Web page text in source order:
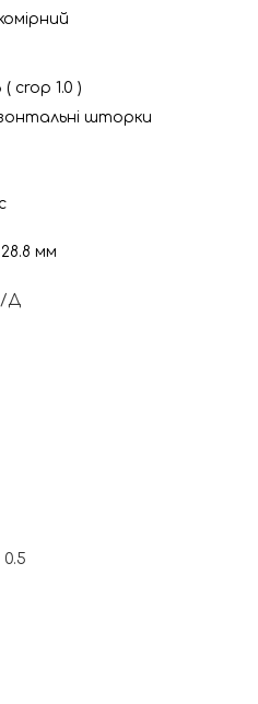
( crop 1.0 )
шторки
мм
Д
0.5